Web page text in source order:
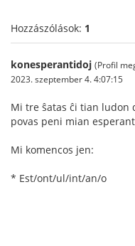
Hozzászólások: 1
konesperantidoj (Profil
2023. szeptember 4. 4:07:15
Mi tre ŝatas ĉi tian ludon
povas peni mian
Mi komencos jen:
* Est/ont/ul/int/an/o